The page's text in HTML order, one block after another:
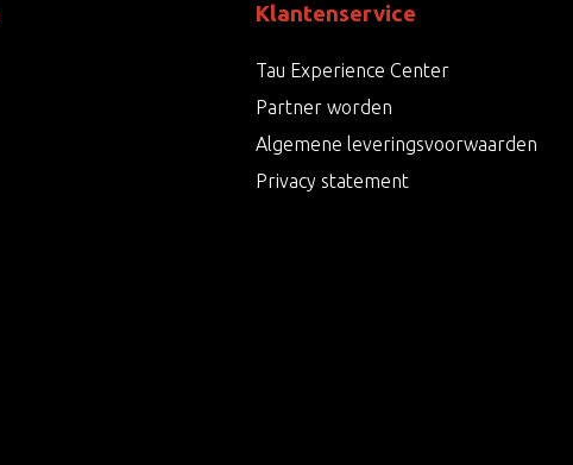
Klantenservice
Tau Experience Center
Partner worden
Algemene leveringsvoorwaarden
Privacy statement